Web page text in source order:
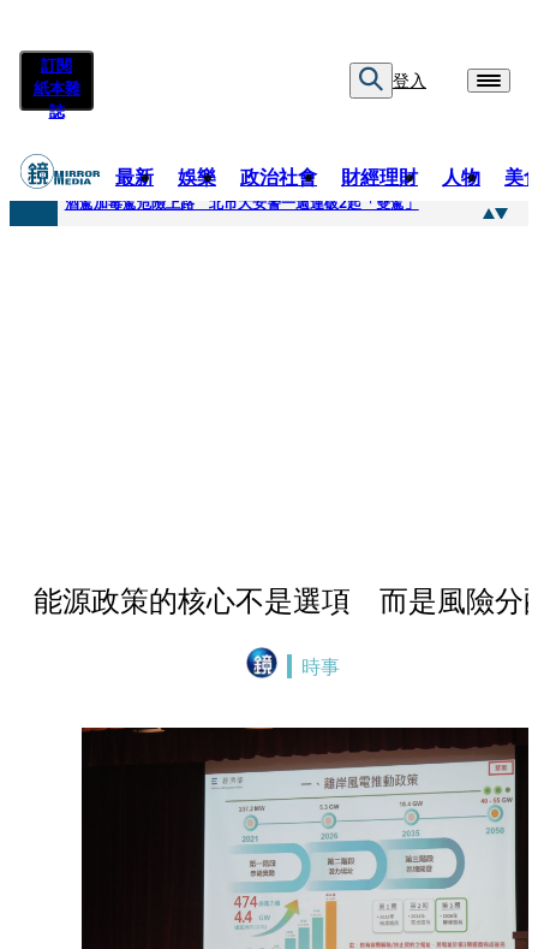
訂閱
紙本雜
誌
登入
最新 娛樂 政治社會 財經理財 人物 美
快訊
酒駕加毒駕危險上路 北市大安警一週連破2起「雙駕」
能源政策的核心不是選項 而是風險分
時事